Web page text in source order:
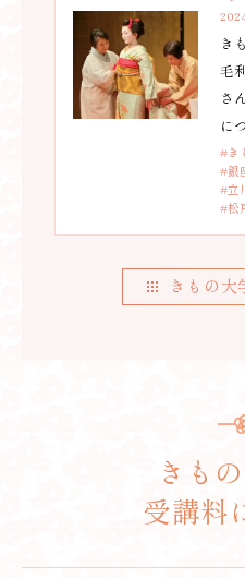
き
毛
さ
に
#き
#銀
#立
#松
きもの大
きも
受講料